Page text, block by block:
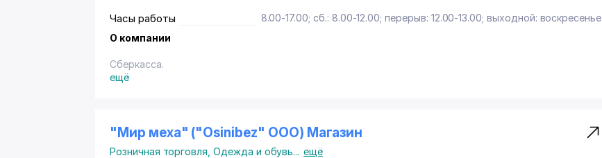
Часы работы
8.00-17.00; сб.: 8.00-12.00; перерыв: 12.00-13.00; выходной: воскресенье
О компании
Сберкасса.
ещё
"Мир меха" ("Osinibez" ООО) Магазин
Розничная торговля ,Одежда и обувь... ещё